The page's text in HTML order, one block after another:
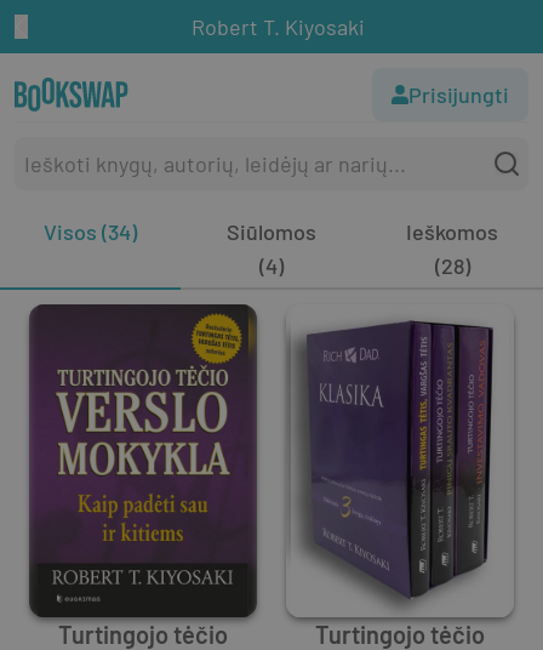
Robert T. Kiyosaki
Prisijungti
Visos (34)
Siūlomos
(4)
Ieškomos
(28)
Turtingojo tėčio
Turtingojo tėčio